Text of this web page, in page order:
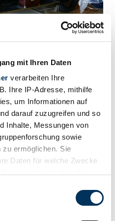
mit Ihren Daten
verarbeiten Ihre
Ihre IP-Adresse, mithilfe
um Informationen auf
darauf zuzugreifen und so
Inhalte, Messungen von
sowie
zu ermöglichen. Sie
Daten für welche Zwecke